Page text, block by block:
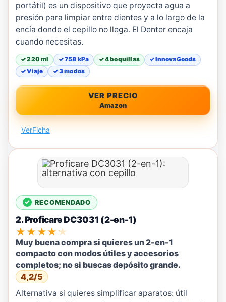
portátil) es un dispositivo que proyecta agua a
presión para limpiar entre dientes y a lo largo de la
encía donde el cepillo no llega. El Denter encaja
cuando necesitas.
✓ 220 ml ✓ 758 kPa ✓ 4 boquillas
✓ InnovaGoods
✓ Viaje
✓ 3 modos
VER PRECIO
Amazon
VerFicha
RECOMENDADO
2. Proficare DC3031 (2-en-1)
★★★★★
Muy buena compra si quieres un 2-en-1
compacto con modos útiles y accesorios
completos; no si buscas depósito grande.
4,2/5
Alternativa si quieres simplificar aparatos: útil